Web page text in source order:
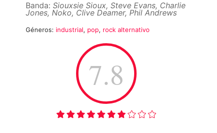
Banda: Siouxsie Sioux, Steve Evans, Charlie
Jones, Noko, Clive Deamer, Phil Andrews
Géneros: industrial, pop, rock alternativo
7.8